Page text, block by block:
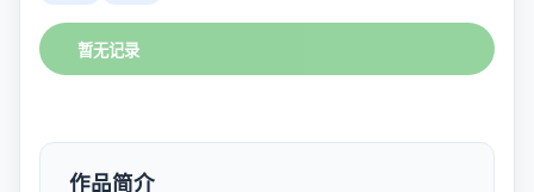
暂无记录
作品简介